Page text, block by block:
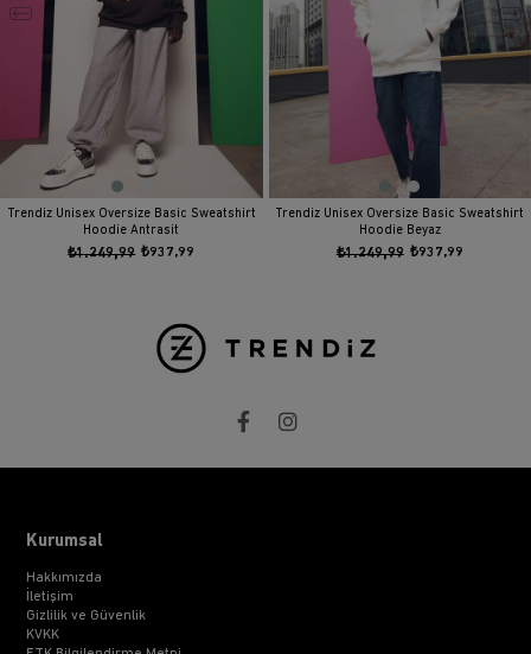
Trendiz Unisex Oversize Basic Sweatshirt
Hoodie Antrasit
₺937,99
₺1.249,99
Trendiz Unisex Oversize Basic Sweatshirt
Hoodie Beyaz
₺937,99
₺1.249,99
Kurumsal
Hakkımızda
İletişim
Gizlilik ve Güvenlik
KVKK